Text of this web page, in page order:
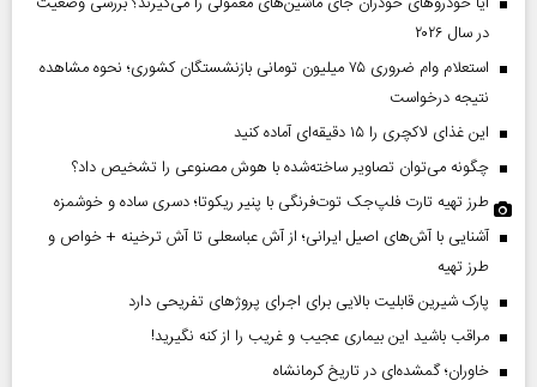
در سال ۲۰۲۶
استعلام وام ضروری ۷۵ میلیون تومانی بازنشستگان کشوری؛ نحوه مشاهده
نتیجه درخواست
این غذای لاکچری را ۱۵ دقیقه‌ای آماده کنید
چگونه می‌توان تصاویر ساخته‌شده با هوش مصنوعی را تشخیص داد؟
طرز تهیه تارت فلپ‌جک توت‌فرنگی با پنیر ریکوتا؛ دسری ساده و خوشمزه
آشنایی با آش‌های اصیل ایرانی؛ از آش عباسعلی تا آش ترخینه + خواص و
طرز تهیه
پارک شیرین قابلیت‌ بالایی برای اجرای پروژهای تفریحی دارد
مراقب باشید این بیماری عجیب و غریب را از کنه نگیرید!
خاوران؛ گمشده‌ای در تاریخ کرمانشاه